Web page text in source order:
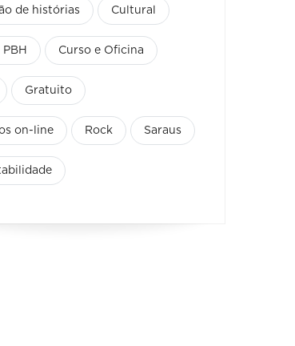
de histórias Cultural
Curso e Oficina
Gratuito
on-line Rock Saraus